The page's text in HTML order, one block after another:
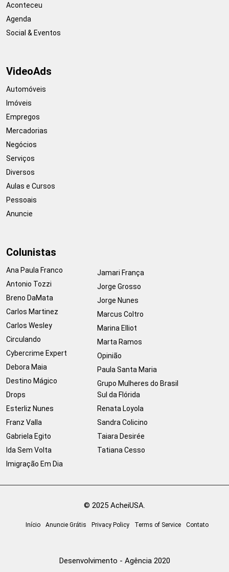
Aconteceu
Agenda
Social & Eventos
VideoAds
Automóveis
Imóveis
Empregos
Mercadorias
Negócios
Serviços
Diversos
Aulas e Cursos
Pessoais
Anuncie
Colunistas
Ana Paula Franco
Antonio Tozzi
Breno DaMata
Carlos Martinez
Carlos Wesley
Circulando
Cybercrime Expert
Debora Maia
Destino Mágico
Drops
Esterliz Nunes
Franz Valla
Gabriela Egito
Ida Sem Volta
Imigração Em Dia
Jamari França
Jorge Grosso
Jorge Nunes
Marcus Coltro
Marina Elliot
Marta Ramos
Opinião
Paula Santa Maria
Grupo Mulheres do Brasil
Sul da Flórida
Renata Loyola
Sandra Colicino
Taiara Desirée
Tatiana Cesso
© 2025 AcheiUSA.
Início Anuncie Grátis Privacy Policy Terms of Service Contato
Desenvolvimento - Agência 2020